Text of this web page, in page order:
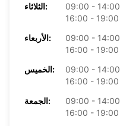
الثلاثاء:
09:00 - 14:00
16:00 - 19:00
الأربعاء:
09:00 - 14:00
16:00 - 19:00
الخميس:
09:00 - 14:00
16:00 - 19:00
الجمعة:
09:00 - 14:00
16:00 - 19:00